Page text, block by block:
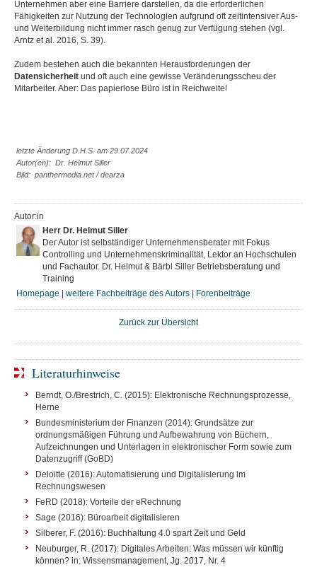
Unternehmen aber eine Barriere darstellen, da die erforderlichen
Fähigkeiten zur Nutzung der Technologien aufgrund oft zeitintensiver Aus-
und Weiterbildung nicht immer rasch genug zur Verfügung stehen (vgl.
Arntz et al. 2016, S. 39).
Zudem bestehen auch die bekannten Herausforderungen der
Datensicherheit und oft auch eine gewisse Veränderungsscheu der
Mitarbeiter. Aber: Das papierlose Büro ist in Reichweite!
letzte Änderung D.H.S. am 29.07.2024
Autor(en): Dr. Helmut Siller
Bild: panthermedia.net / dearza
Autor:in
Herr Dr. Helmut Siller
Der Autor ist selbständiger Unternehmensberater mit Fokus
Controlling und Unternehmenskriminalität, Lektor an Hochschulen
und Fachautor. Dr. Helmut & Bärbl Siller Betriebsberatung und
Training
Homepage
weitere Fachbeiträge des Autors Forenbeiträge
Zurück zur Übersicht
Literaturhinweise
Berndt, O./Brestrich, C. (2015): Elektronische Rechnungsprozesse,
Herne
Bundesministerium der Finanzen (2014): Grundsätze zur
ordnungsmäßigen Führung und Aufbewahrung von Büchern,
Aufzeichnungen und Unterlagen in elektronischer Form sowie zum
Datenzugriff (GoBD)
Deloitte (2016): Automatisierung und Digitalisierung im
Rechnungswesen
FeRD (2018): Vorteile der eRechnung
Sage (2016): Büroarbeit digitalisieren
Silberer, F. (2016): Buchhaltung 4.0 spart Zeit und Geld
Neuburger, R. (2017): Digitales Arbeiten: Was müssen wir künftig
können? in: Wissensmanagement, Jg. 2017, Nr. 4